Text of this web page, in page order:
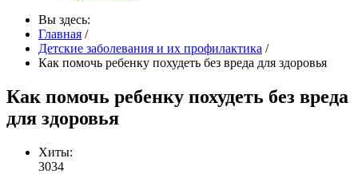
Вы здесь:
Главная /
Детские заболевания и их профилактика /
Как помочь ребенку похудеть без вреда для здоровья
Как помочь ребенку похудеть без вреда
для здоровья
Хиты:
3034